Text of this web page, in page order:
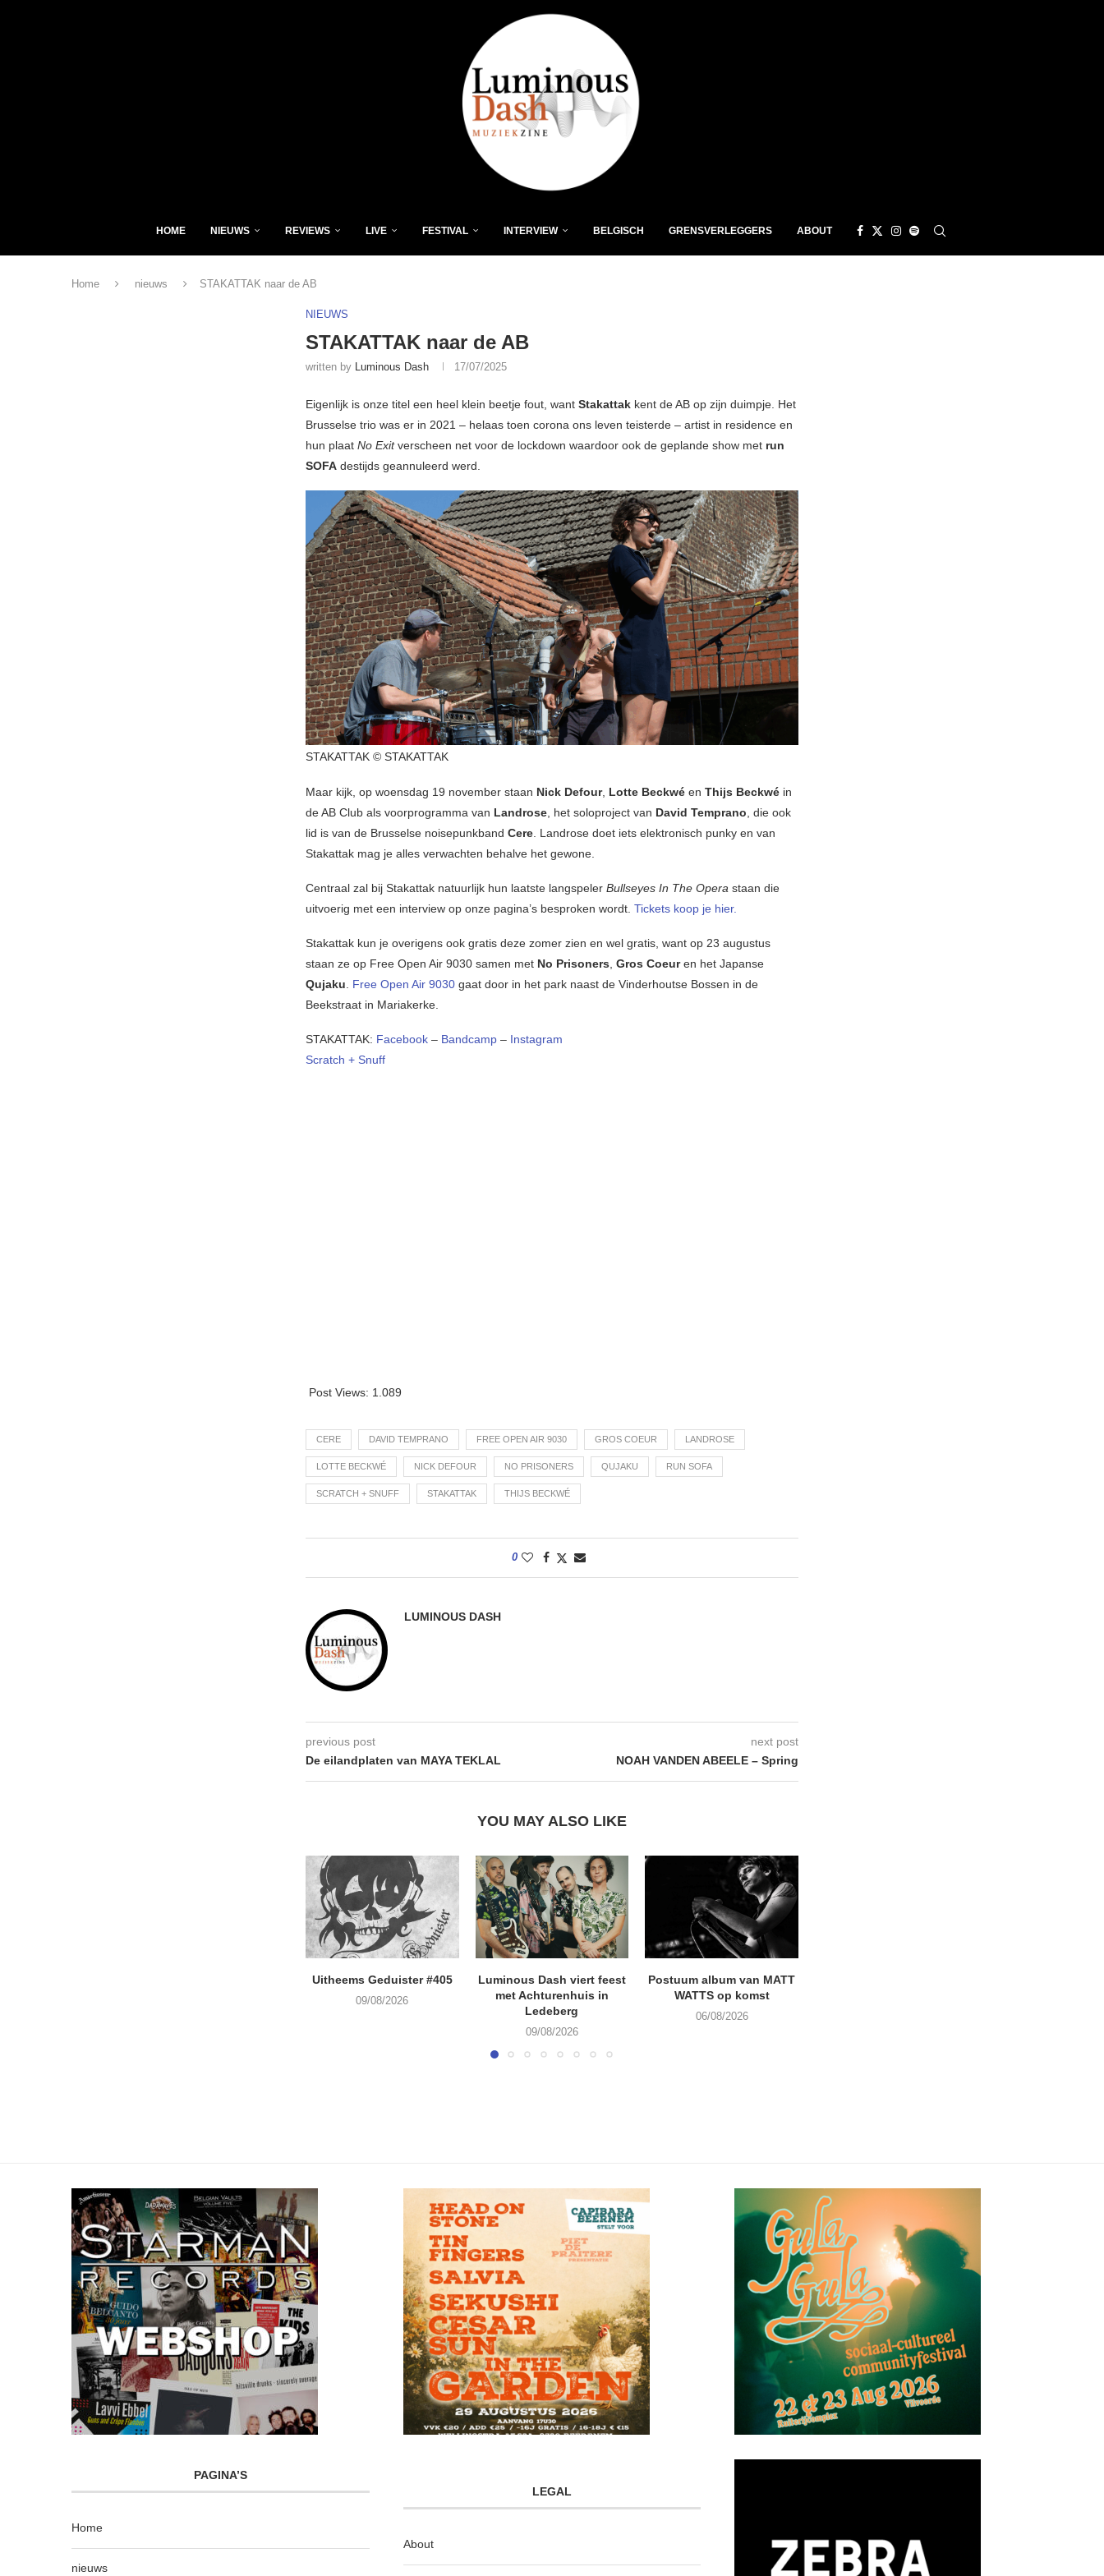
HOME NIEUWS REVIEWS LIVE FESTIVAL INTERVIEW BELGISCH GRENSVERLEGGERS ABOUT
Home nieuws STAKATTAK naar de AB
NIEUWS
STAKATTAK naar de AB
written by Luminous Dash 17/07/2025
Eigenlijk is onze titel een heel klein beetje fout, want Stakattak kent de AB op zijn duimpje. Het
Brusselse trio was er in 2021 – helaas toen corona ons leven teisterde – artist in residence en
hun plaat No Exitverscheen net voor de lockdown waardoor ook de geplande show met run
SOFA destijds geannuleerd werd.
STAKATTAK © STAKATTAK
Maar kijk, op woensdag 19 november staan Nick Defour, Lotte Beckwé en Thijs Beckwé in
de AB Club als voorprogramma van Landrose, het soloproject van David Temprano, die ook
lid is van de Brusselse noisepunkband Cere. Landrose doet iets elektronisch punky en van
Stakattak mag je alles verwachten behalve het gewone.
Centraal zal bij Stakattak natuurlijk hun laatste langspeler Bullseyes In The Opera staan die
uitvoerig met een interview op onze pagina’s besproken wordt. Tickets koop je hier.
Stakattak kun je overigens ook gratis deze zomer zien en wel gratis, want op 23 augustus
staan ze op Free Open Air 9030 samen met No Prisoners, Gros Coeuren het Japanse
Qujaku. Free Open Air 9030 gaat door in het park naast de Vinderhoutse Bossen in de
Beekstraat in Mariakerke.
STAKATTAK: Facebook – Bandcamp – Instagram
Scratch + Snuff
Post Views: 1.089
CERE DAVID TEMPRANO FREE OPEN AIR 9030 GROS COEUR LANDROSE
LOTTE BECKWÉ NICK DEFOUR NO PRISONERS QUJAKU RUN SOFA
SCRATCH + SNUFF STAKATTAK THIJS BECKWÉ
0
LUMINOUS DASH
previous post
De eilandplaten van MAYA TEKLAL
next post
NOAH VANDEN ABEELE – Spring
YOU MAY ALSO LIKE
Uitheems Geduister #405
09/08/2026
Luminous Dash viert feest
met Achturenhuis in
Ledeberg
09/08/2026
Postuum album van MATT
WATTS op komst
06/08/2026
PAGINA’S
Home
nieuws
LEGAL
About